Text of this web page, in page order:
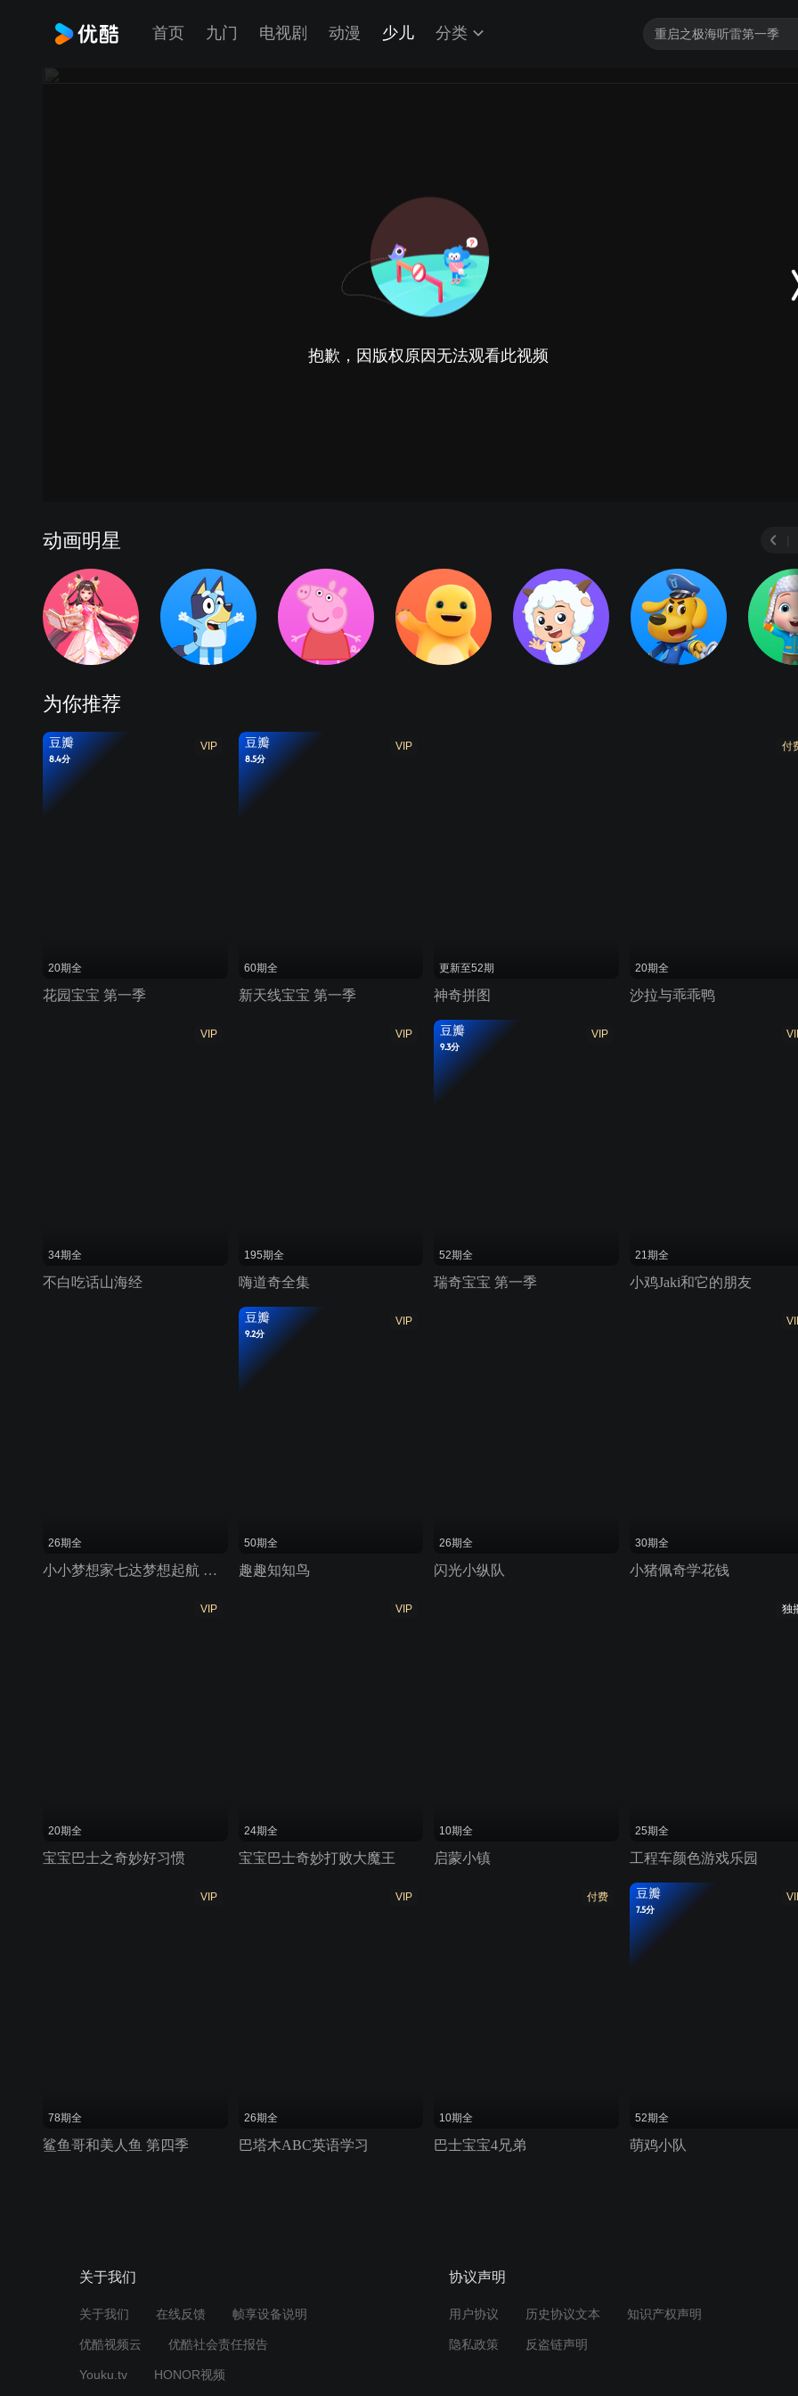
首页 九门 电视剧 动漫 少儿 分类
抱歉，因版权原因无法观看此视频
动画明星
为你推荐
VIP
豆瓣
8.4分
20期全
花园宝宝 第一季
VIP
豆瓣
8.5分
60期全
新天线宝宝 第一季
更新至52期
神奇拼图
付
20期全
沙拉与乖乖鸭
VIP
34期全
不白吃话山海经
VIP
195期全
嗨道奇全集
VIP
豆瓣
9.3分
52期全
瑞奇宝宝 第一季
21期全
小鸡Jaki和它的朋友
26期全
小小梦想家七达梦想起航 第二季
VIP
豆瓣
9.2分
50期全
趣趣知知鸟
26期全
闪光小纵队
30期全
小猪佩奇学花钱
VIP
20期全
宝宝巴士之奇妙好习惯
VIP
24期全
宝宝巴士奇妙打败大魔王
10期全
启蒙小镇
独
25期全
工程车颜色游戏乐园
VIP
78期全
鲨鱼哥和美人鱼 第四季
VIP
26期全
巴塔木ABC英语学习
付费
10期全
巴士宝宝4兄弟
豆瓣
7.5分
52期全
萌鸡小队
关于我们
关于我们 在线反馈 帧享设备说明
优酷视频云 优酷社会责任报告
Youku.tv HONOR视频
协议声明
用户协议 历史协议文本 知识产权声明
隐私政策 反盗链声明